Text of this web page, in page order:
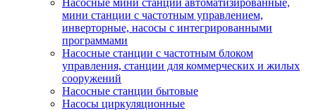
Насосные мини станции автоматизированные,
мини станции с частотным управлением,
инверторные, насосы с интегрированными
программами
Насосные станции с частотным блоком
управления, станции для коммерческих и жилых
сооружений
Насосные станции бытовые
Насосы циркуляционные